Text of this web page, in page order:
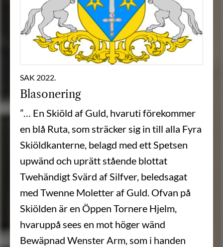
SAK 2022.
Blasonering
”… En Skiöld af Guld, hvaruti förekommer
en blå Ruta, som sträcker sig in till alla Fyra
Skiöldkanterne, belagd med ett Spetsen
upwänd och uprätt stående blottat
Twehändigt Svärd af Silfver, beledsagat
med Twenne Moletter af Guld. Ofvan på
Skiölden är en Öppen Tornere Hjelm,
hvaruppå sees en mot höger wänd
Bewäpnad Wenster Arm, som i handen